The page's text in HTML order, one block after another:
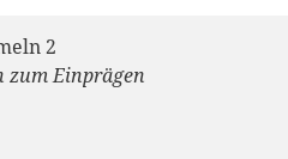
2
zum Einprägen